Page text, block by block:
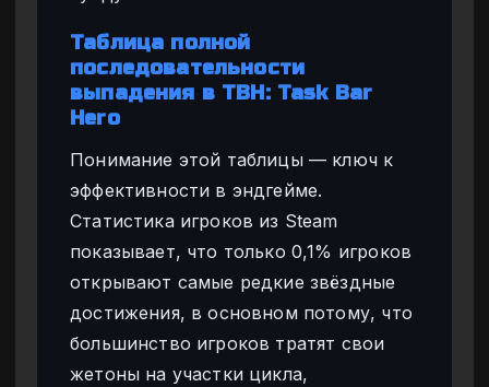
Таблица полной
последовательности
выпадения в TBH: Task Bar
Hero
Понимание этой таблицы — ключ к
эффективности в эндгейме.
Статистика игроков из Steam
показывает, что только 0,1% игроков
открывают самые редкие звёздные
достижения, в основном потому, что
большинство игроков тратят свои
жетоны на участки цикла,